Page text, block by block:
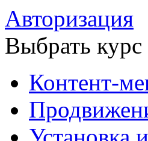
Авторизация
Выбрать курс
Контент-